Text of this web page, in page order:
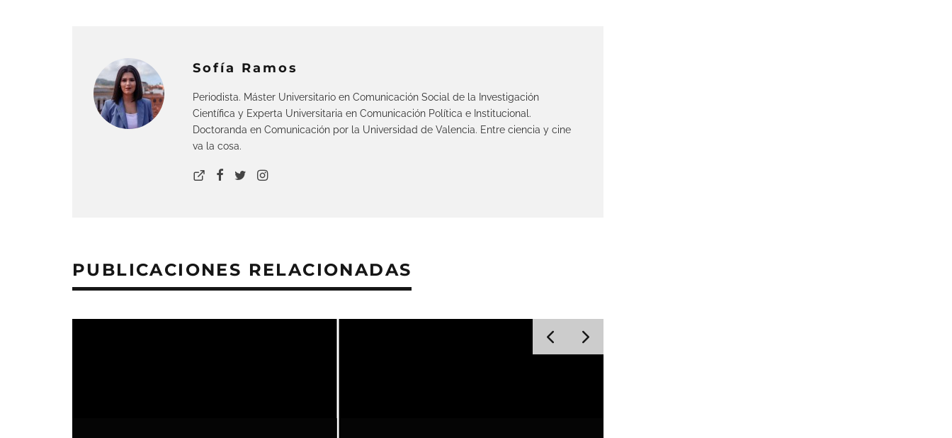
Sofía Ramos
Periodista. Máster Universitario en Comunicación Social de la Investigación
Científica y Experta Universitaria en Comunicación Política e Institucional.
Doctoranda en Comunicación por la Universidad de Valencia. Entre ciencia y cine
va la cosa.
PUBLICACIONES RELACIONADAS